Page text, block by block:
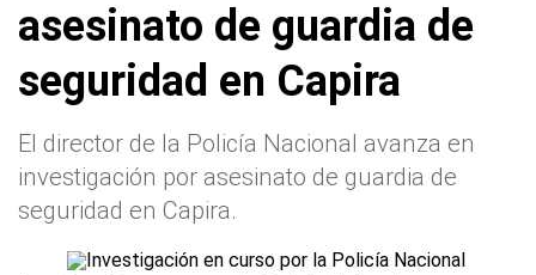
asesinato de guardia de
seguridad en Capira
El director de la Policía Nacional avanza en
investigación por asesinato de guardia de
seguridad en Capira.